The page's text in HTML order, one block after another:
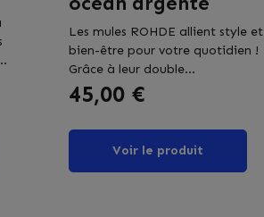
Les mules ROHDE allient style et
bien-être pour votre quotidien !
Grâce à leur double...
Prix
45,00 €
Voir le produit